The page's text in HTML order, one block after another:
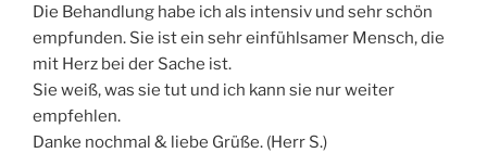
Die Behandlung habe ich als intensiv und sehr schön
empfunden. Sie ist ein sehr einfühlsamer Mensch, die
mit Herz bei der Sache ist.
Sie weiß, was sie tut und ich kann sie nur weiter
empfehlen.
Danke nochmal & liebe Grüße. (Herr S.)